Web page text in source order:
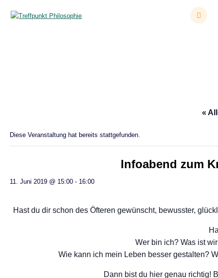
«
Diese Veranstaltung hat bereits stattgefunden.
Infoabend zum
11. Juni 2019 @ 15:00 - 16:00
Hast du dir schon des Öfteren gewünscht, bewusster,
Wer bin ich? Was ist
Wie kann ich mein Leben besser gestalten?
Dann bist du hier genau richtig!